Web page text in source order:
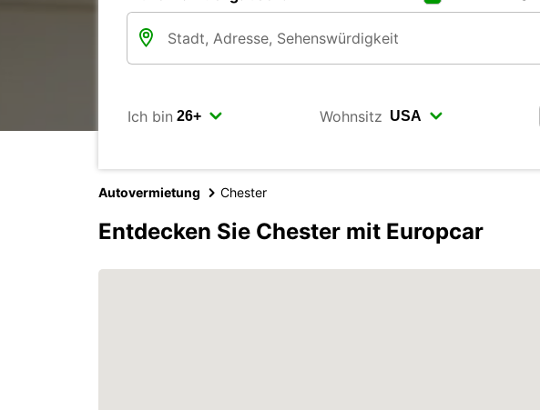
Ich bin Wohnsitz
Autovermietung Chester
Entdecken Sie Chester mit Europcar